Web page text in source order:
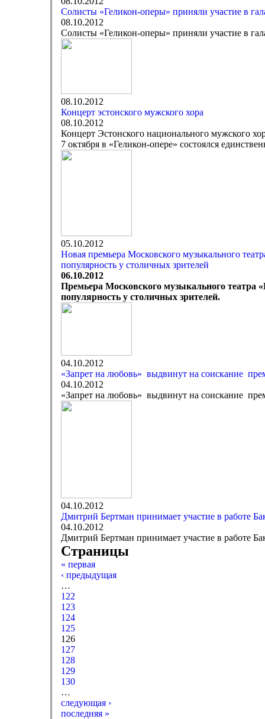
Солисты «Геликон-оперы» приняли участие в
08.10.2012
Солисты «Геликон-оперы» приняли участие в
08.10.2012
Концерт эстонского мужского хора
08.10.2012
Концерт Эстонского национального мужского
7 октября в «Геликон-опере» состоялся
05.10.2012
Новая премьера Московского музыкального
популярность у столичных зрителей
06.10.2012
Премьера Московского музыкального театра
популярность у столичных зрителей.
04.10.2012
«Запрет на любовь» выдвинут на соискание
04.10.2012
«Запрет на любовь» выдвинут на соискание
04.10.2012
Дмитрий Бертман принимает участие в работе
04.10.2012
Дмитрий Бертман принимает участие в работе
Страницы
« первая
‹ предыдущая
…
122
123
124
125
126
127
128
129
130
…
следующая ›
последняя »